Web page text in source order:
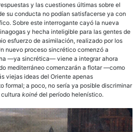
y las cuestiones últimas sobre el
su conducta no podían satisfacerse ya con
Sobre este interrogante cayó la nueva
y hecha inteligible para las gentes de
esfuerzo de asimilación, realizado por los
nuevo proceso sincrético comenzó a
—ya sincrética— viene a integrar ahora
mediterráneo comenzarán a flotar —como
viejas ideas del Oriente apenas
formal; a poco, no sería ya posible discriminar
koiné del período helenístico.